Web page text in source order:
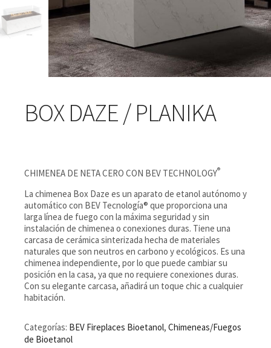
BOX DAZE / PLANIKA
CHIMENEA DE NETA CERO CON BEV TECHNOLOGY®
La chimenea Box Daze es un aparato de etanol autónomo y
automático con BEV Tecnología® que proporciona una
larga línea de fuego con la máxima seguridad y sin
instalación de chimenea o conexiones duras. Tiene una
carcasa de cerámica sinterizada hecha de materiales
naturales que son neutros en carbono y ecológicos. Es una
chimenea independiente, por lo que puede cambiar su
posición en la casa, ya que no requiere conexiones duras.
Con su elegante carcasa, añadirá un toque chic a cualquier
habitación.
Categorías: BEV Fireplaces Bioetanol, Chimeneas/Fuegos
de Bioetanol